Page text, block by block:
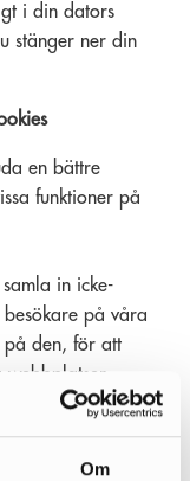
Om
i din dators
stänger ner din
en bättre
funktioner på
in icke-
på våra
på den, för att
webbplatser
dem för
använder oss av
Manager.